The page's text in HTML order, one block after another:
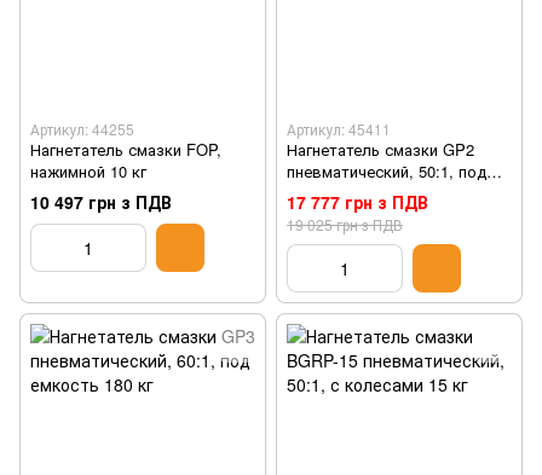
Артикул: 44255
Нагнетатель смазки FOP,
нажимной 10 кг
10 497 грн з ПДВ
Артикул: 45411
Нагнетатель смазки GP2
пневматический, 50:1, под
емкость 50-60 кг
17 777 грн з ПДВ
19 025 грн з ПДВ